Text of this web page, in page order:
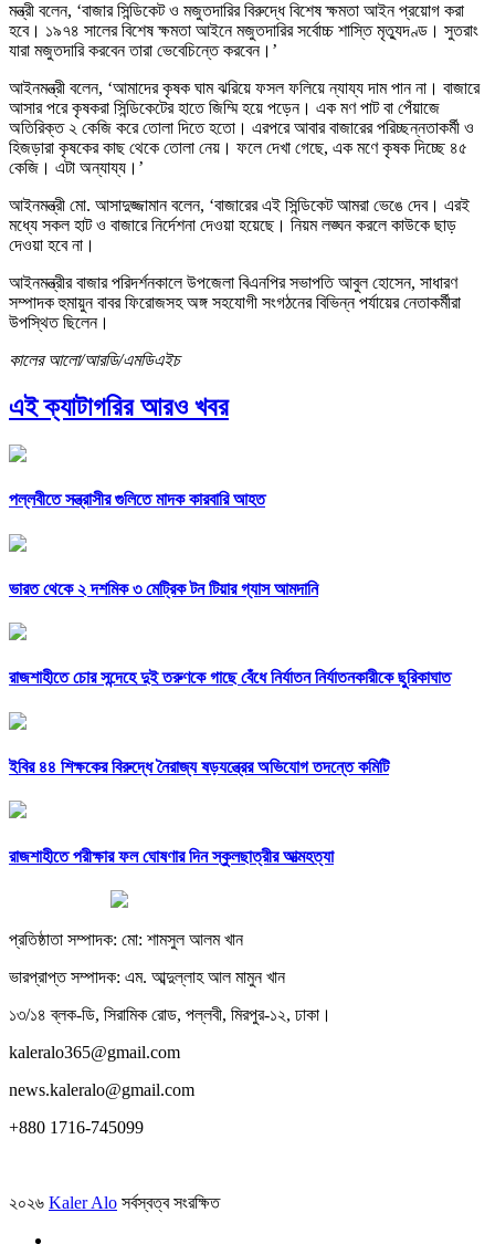
মন্ত্রী বলেন, ‘বাজার সিন্ডিকেট ও মজুতদারির বিরুদ্ধে বিশেষ ক্ষমতা আইন প্রয়োগ করা
হবে। ১৯৭৪ সালের বিশেষ ক্ষমতা আইনে মজুতদারির সর্বোচ্চ শাস্তি মৃত্যুদণ্ড। সুতরাং
যারা মজুতদারি করবেন তারা ভেবেচিন্তে করবেন।’
আইনমন্ত্রী বলেন, ‘আমাদের কৃষক ঘাম ঝরিয়ে ফসল ফলিয়ে ন্যায্য দাম পান না। বাজারে
আসার পরে কৃষকরা সিন্ডিকেটের হাতে জিম্মি হয়ে পড়েন। এক মণ পাট বা পেঁয়াজে
অতিরিক্ত ২ কেজি করে তোলা দিতে হতো। এরপরে আবার বাজারের পরিচ্ছন্নতাকর্মী ও
হিজড়ারা কৃষকের কাছ থেকে তোলা নেয়। ফলে দেখা গেছে, এক মণে কৃষক দিচ্ছে ৪৫
কেজি। এটা অন্যায্য।’
আইনমন্ত্রী মো. আসাদুজ্জামান বলেন, ‘বাজারের এই সিন্ডিকেট আমরা ভেঙে দেব। এরই
মধ্যে সকল হাট ও বাজারে নির্দেশনা দেওয়া হয়েছে। নিয়ম লঙ্ঘন করলে কাউকে ছাড়
দেওয়া হবে না।
আইনমন্ত্রীর বাজার পরিদর্শনকালে উপজেলা বিএনপির সভাপতি আবুল হোসেন, সাধারণ
সম্পাদক হুমায়ুন বাবর ফিরোজসহ অঙ্গ সহযোগী সংগঠনের বিভিন্ন পর্যায়ের নেতাকর্মীরা
উপস্থিত ছিলেন।
কালের আলো/আরডি/এমডিএইচ
এই ক্যাটাগরির আরও খবর
পল্লবীতে সন্ত্রাসীর গুলিতে মাদক কারবারি আহত
ভারত থেকে ২ দশমিক ৩ মেট্রিক টন টিয়ার গ্যাস আমদানি
রাজশাহীতে চোর সন্দেহে দুই তরুণকে গাছে বেঁধে নির্যাতন নির্যাতনকারীকে ছুরিকাঘাত
ইবির ৪৪ শিক্ষকের বিরুদ্ধে নৈরাজ্য ষড়যন্ত্রের অভিযোগ তদন্তে কমিটি
রাজশাহীতে পরীক্ষার ফল ঘোষণার দিন স্কুলছাত্রীর আত্মহত্যা
প্রতিষ্ঠাতা সম্পাদক: মো: শামসুল আলম খান
ভারপ্রাপ্ত সম্পাদক: এম. আব্দুল্লাহ আল মামুন খান
১৩/১৪ ব্লক-ডি, সিরামিক রোড, পল্লবী, মিরপুর-১২, ঢাকা।
kaleralo365@gmail.com
news.kaleralo@gmail.com
+880 1716-745099
২০২৬ Kaler Alo সর্বস্বত্ব সংরক্ষিত